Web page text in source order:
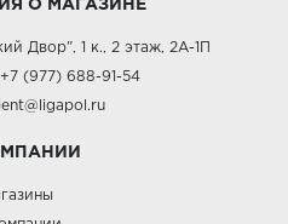
О МАГАЗИНЕ
Двор", 1 к., 2 этаж, 2А-1П
+7 (977) 688-91-54